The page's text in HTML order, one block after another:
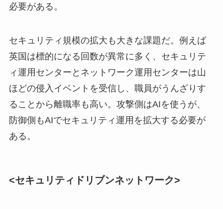
必要がある。
セキュリティ規模の拡大も大きな課題だ。例えば
英国は標的になる回数が異常に多く、セキュリテ
ィ運用センターとネットワーク運用センターは山
ほどの侵入イベントを受信し、職員がうんざりす
ることから離職率も高い。攻撃側はAIを使うが、
防御側もAIでセキュリティ運用を拡大する必要が
ある。
<セキュリティドリブンネットワーク>